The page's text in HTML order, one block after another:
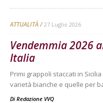
ATTUALITÀ 27 Luglio 2026
Vendemmia 2026
Italia
Primi grappoli staccati in
varietà bianche e quelle per
Di Redazione VVQ